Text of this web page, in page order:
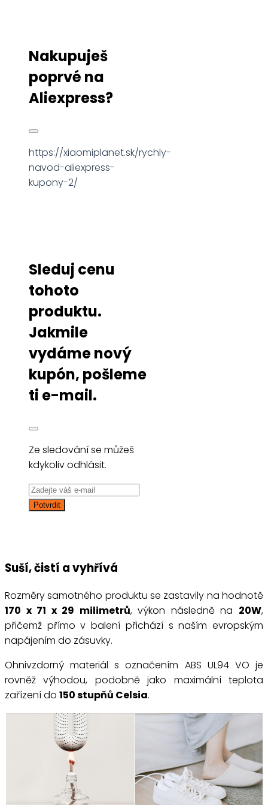
Nakupuješ
poprvé na
Aliexpress?
https://xiaomiplanet.sk/rychly-
navod-aliexpress-
kupony-2/
Sleduj cenu
tohoto
produktu.
Jakmile
vydáme nový
kupón, pošleme
ti e-mail.
Ze sledování se můžeš
kdykoliv odhlásit.
Suší, čistí a vyhřívá
Rozměry samotného produktu se zastavily na hodnotě
170 x 71 x 29 milimetrů, výkon následně na 20W,
přičemž přímo v balení přichází s naším evropským
napájením do zásuvky.
Ohnivzdorný materiál s označením ABS UL94 VO je
rovněž výhodou, podobně jako maximální teplota
zařízení do 150 stupňů Celsia.